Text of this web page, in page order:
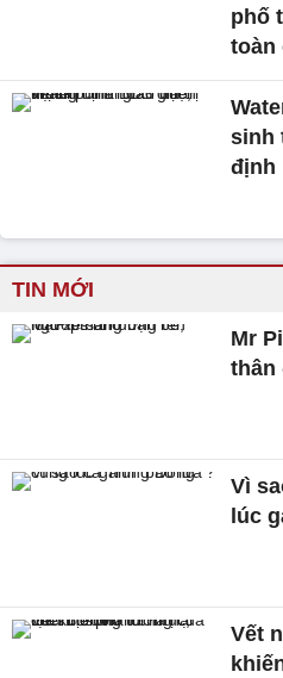
phố
toàn
sinh
định
TIN MỚI
Mr
thân
Vì
lúc
Vết